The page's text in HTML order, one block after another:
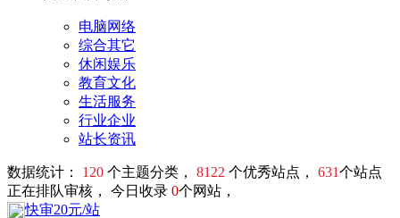
电脑网络
综合其它
休闲娱乐
教育文化
生活服务
行业企业
站长资讯
数据统计： 120 个主题分类， 8122 个优秀站点， 631个站点
正在排队审核， 今日收录 0个网站，
快审20元/站